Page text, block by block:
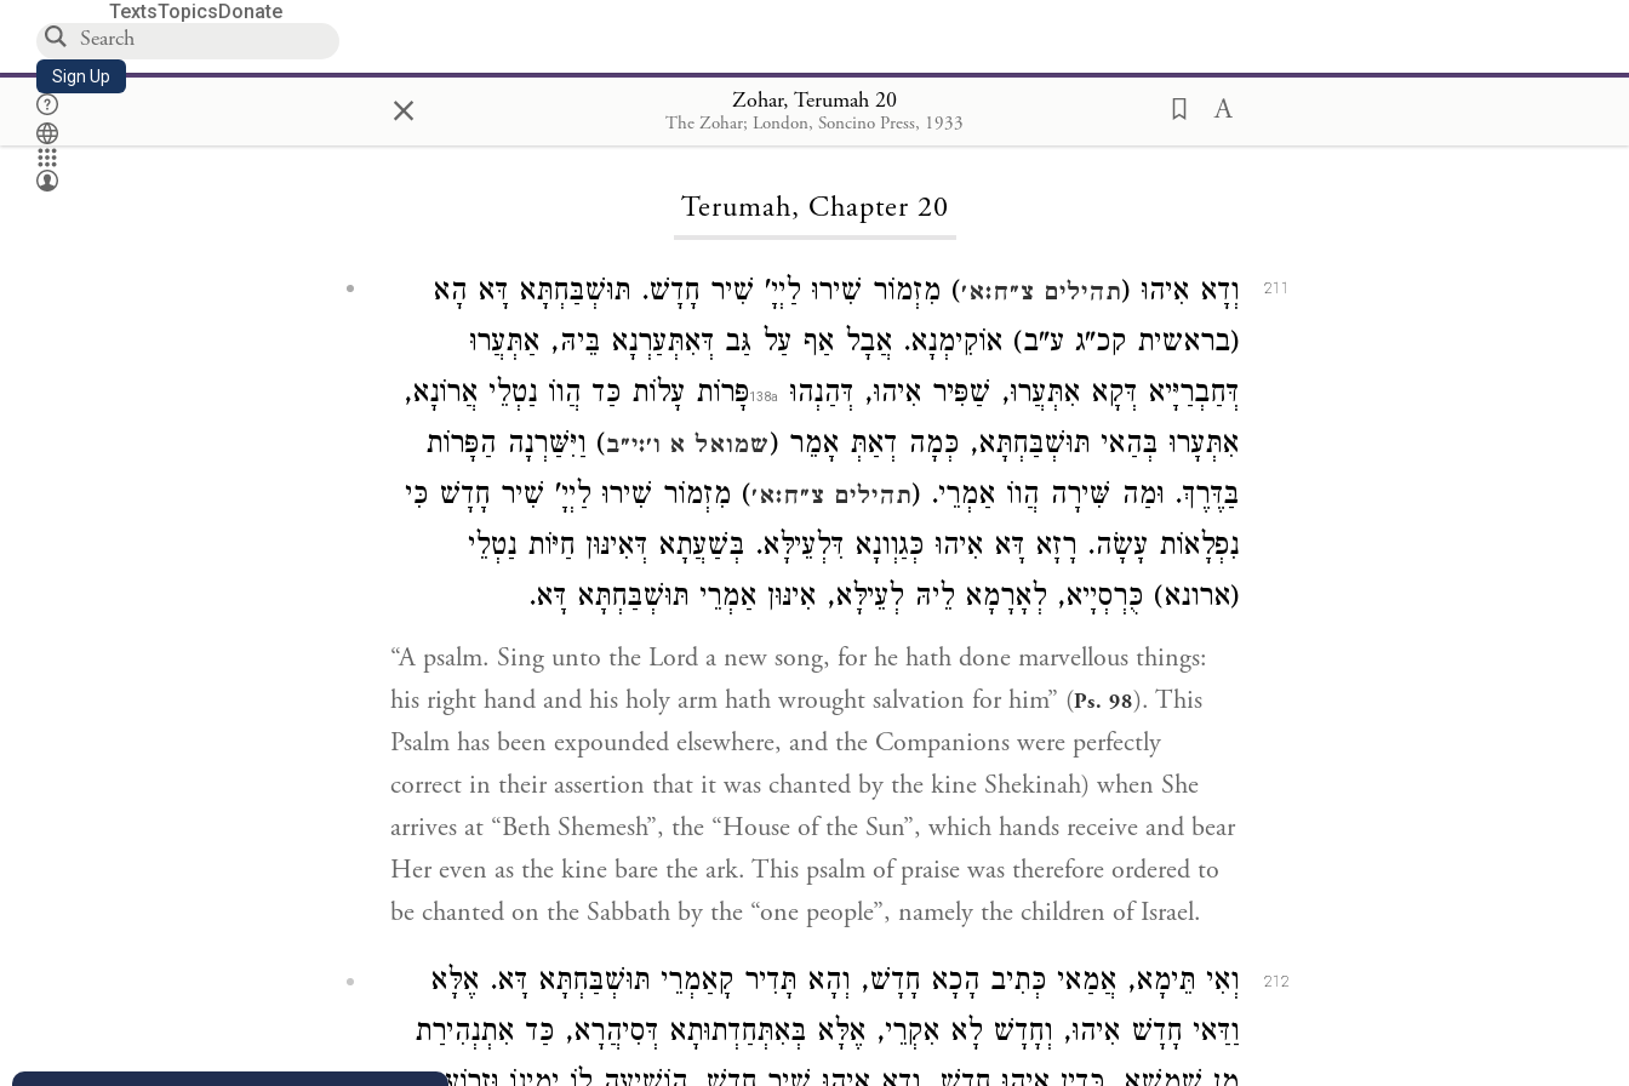
TextsTopicsDonate
Sign Up × Zohar, Terumah 20
The Zohar; London, Soncino Press, 1933
Loading...
Terumah, Chapter 20
211 וְדָא אִיהוּ (תהילים צ״ח:א׳) מִזְמוֹר שִׁירוּ לַיְיָ' שִׁיר חָדָשׁ. תּוּשְׁבַּחְתָּא דָּא הָא
(בראשית קכ"ג ע"ב) אוֹקִימְנָא. אֲבָל אַף עַל גַּב דְּאִתְּעַרְנָא בֵּיהּ, אַתְּעֲרוּ
דְּחַבְרַיָּיא דְּקָא אִתְּעֲרוּ, שַׁפִּיר אִיהוּ, דְּהַנְהוּ
פָּרוֹת עָלוֹת כַּד הֲווֹ נַטְלֵי אֲרוֹנָא,
אִתְּעָרוּ בְּהַאי תּוּשְׁבַּחְתָּא, כְּמָה דְאַתְּ אָמֵר (שמואל א ו׳:י״ב) וַיִּשַּׁרְנָה הַפָּרוֹת
בַּדֶּרֶךְ. וּמַה שִּׁירָה הֲווֹ אַמְרֵי. (תהילים צ״ח:א׳) מִזְמוֹר שִׁירוּ לַיְיָ' שִׁיר חָדָשׁ כִּי
נִפְלָאוֹת עָשָׂה. רָזָא דָּא אִיהוּ כְּגַוְונָא דִּלְעֵילָּא. בְּשַׁעֲתָא דְּאִינּוּן חַיּוֹת נַטְלֵי
(ארונא) כֻּרְסְיָיא, לְאָרָמָא לֵיהּ לְעֵילָּא, אִינּוּן אַמְרֵי תּוּשְׁבַּחְתָּא דָּא.
“A psalm. Sing unto the Lord a new song, for he hath done marvellous things:
his right hand and his holy arm hath wrought salvation for him” (Ps. 98). This
Psalm has been expounded elsewhere, and the Companions were perfectly
correct in their assertion that it was chanted by the kine Shekinah) when She
arrives at “Beth Shemesh”, the “House of the Sun”, which hands receive and bear
Her even as the kine bare the ark. This psalm of praise was therefore ordered to
be chanted on the Sabbath by the “one people”, namely the children of Israel.
212
וְאִי תֵּימָא, אֲמַאי כְּתִיב הָכָא חָדָשׁ, וְהָא תָּדִיר קָאַמְרֵי תּוּשְׁבַּחְתָּא דָּא. אֶלָּא
וַדַּאי חָדָשׁ אִיהוּ, וְחָדָשׁ לָא אִקְרֵי, אֶלָּא בְּאִתְּחַדְתוּתָא דְּסִיהֲרָא, כַּד אִתְנְהִירַת